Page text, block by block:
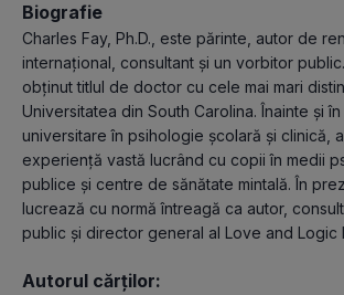
Biografie
Charles Fay, Ph.D., este părinte, autor de
internațional, consultant și un vorbitor
obținut titlul de doctor cu cele mai mari
Universitatea din South Carolina. Înainte și
universitare în psihologie școlară și clinică,
experiență vastă lucrând cu copii în medii
publice și centre de sănătate mintală. În
lucrează cu normă întreagă ca autor,
public și director general al Love and Logic
Autorul cărților: